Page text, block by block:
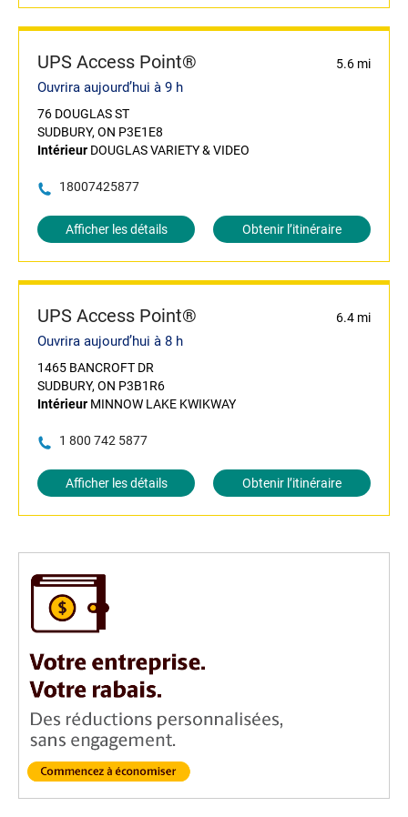
UPS Access Point® 5.6 mi
Ouvrira aujourd’hui à 9 h
76 DOUGLAS ST
SUDBURY, ON P3E1E8
Intérieur DOUGLAS VARIETY & VIDEO
18007425877
Afficher les détails Obtenir l’itinéraire
UPS Access Point® 6.4 mi
Ouvrira aujourd’hui à 8 h
1465 BANCROFT DR
SUDBURY, ON P3B1R6
Intérieur MINNOW LAKE KWIKWAY
1 800 742 5877
Afficher les détails Obtenir l’itinéraire